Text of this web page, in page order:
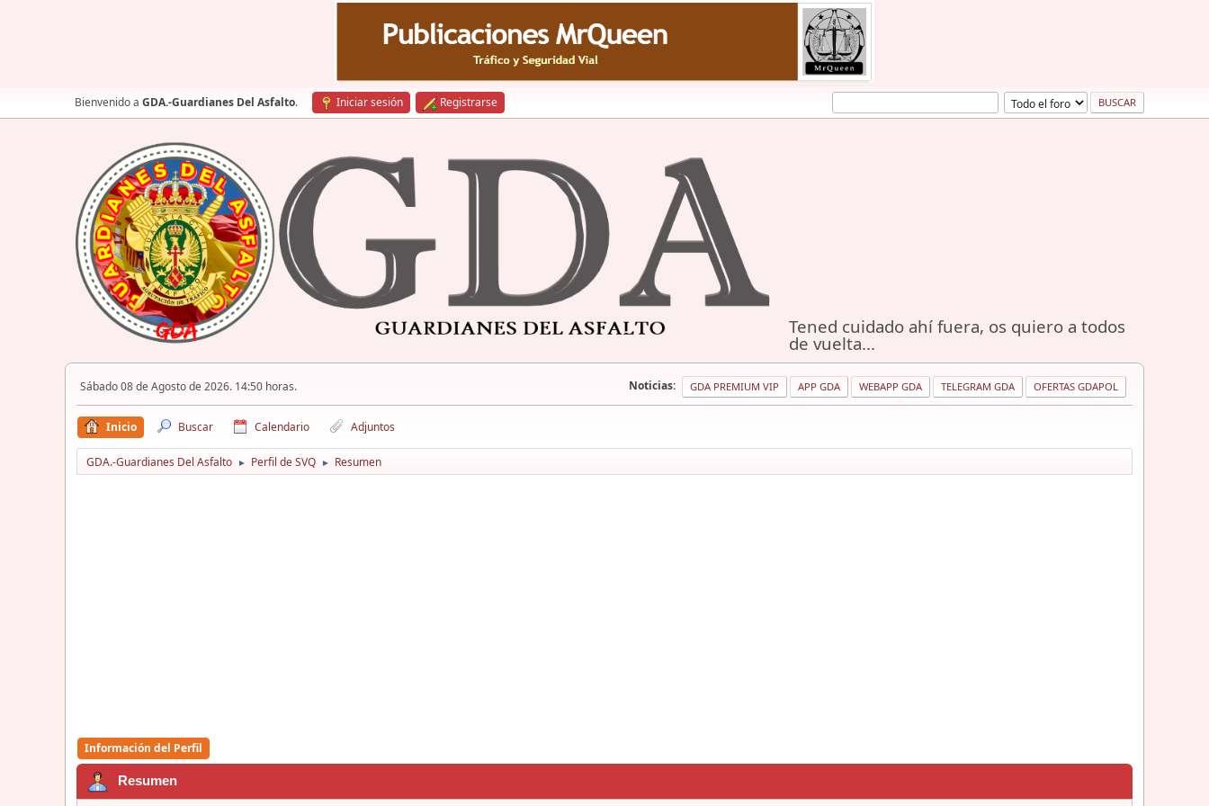
Bienvenido a GDA.-Guardianes Del Asfalto. Iniciar sesión Registrarse
Tened cuidado ahí fuera, os quiero a todos
de vuelta...
Sábado 08 de Agosto de 2026. 14:50 horas. Noticias: GDA PREMIUM VIP APP GDA WEBAPP GDA TELEGRAM GDA OFERTAS GDAPOL
Inicio Buscar Calendario Adjuntos
GDA.-Guardianes Del Asfalto ► Perfil de SVQ ► Resumen
Información del Perfil
Resumen